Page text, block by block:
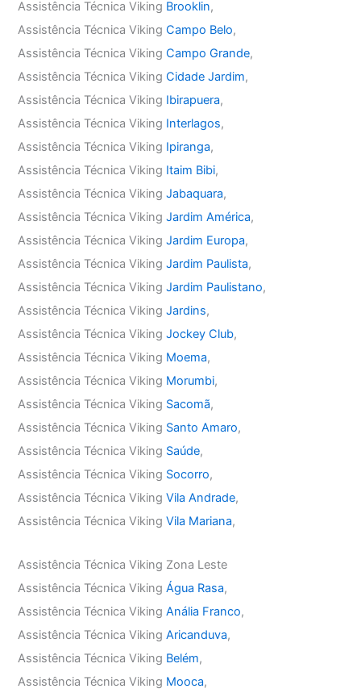
Assistência Técnica Viking Brooklin,
Assistência Técnica VikingCampo Belo,
Assistência Técnica VikingCampo Grande,
Assistência Técnica VikingCidade Jardim,
Assistência Técnica Viking Ibirapuera,
Assistência Técnica Viking Interlagos,
Assistência Técnica Viking Ipiranga,
Assistência Técnica Viking Itaim Bibi,
Assistência Técnica VikingJabaquara,
Assistência Técnica VikingJardim América,
Assistência Técnica VikingJardim Europa,
Assistência Técnica VikingJardim Paulista,
Assistência Técnica VikingJardim Paulistano,
Assistência Técnica VikingJardins,
Assistência Técnica VikingJockey Club,
Assistência Técnica Viking Moema,
Assistência Técnica Viking Morumbi,
Assistência Técnica Viking Sacomã,
Assistência Técnica Viking Santo Amaro,
Assistência Técnica Viking Saúde,
Assistência Técnica Viking Socorro,
Assistência Técnica VikingVila Andrade,
Assistência Técnica VikingVila Mariana,
Assistência Técnica Viking Zona Leste
Assistência Técnica VikingÁgua Rasa,
Assistência Técnica VikingAnália Franco,
Assistência Técnica VikingAricanduva,
Assistência Técnica Viking Belém,
Assistência Técnica Viking Mooca,